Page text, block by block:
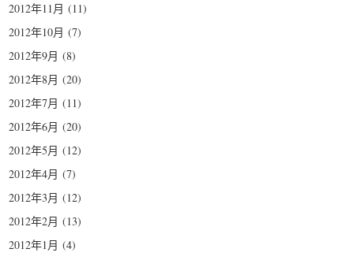
2012年11月 (11)
2012年10月 (7)
2012年9月 (8)
2012年8月 (20)
2012年7月 (11)
2012年6月 (20)
2012年5月 (12)
2012年4月 (7)
2012年3月 (12)
2012年2月 (13)
2012年1月 (4)